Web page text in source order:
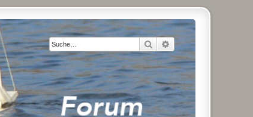
Suche Erweiterte Suche